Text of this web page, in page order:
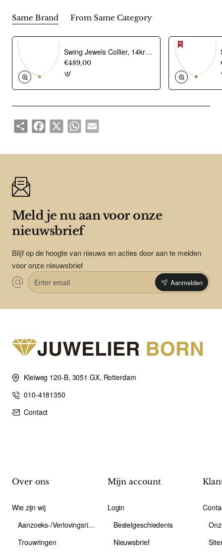
maand april. Bergkristal wordt gezien als de koning onder de
edelstenen vanwege zijn krachtige werking. Het zorgt ervoor
dat andere energieën versterkt worden. De kracht van de
steen helpt je om in balans te blijven. De bergkristal heeft ook
een helende werking.
Same Brand From Same Category
Swing Jewels Collier, 14krt.goud met citrien Birthstone November (lengte: 42-45cm.) - 21402
€489,00
ShareFacebook
X WhatsAppEmail
Meld je nu aan voor onze
nieuwsbrief
Blijf op de hoogte van nieuws en acties door aan te melden
voor onze nieuwsbrief
Enter
email
Aanmelden
Kleiweg 120-B, 3051 GX, Rotterdam
010-4181350
Contact
Over ons
Wie zijn wij
Aanzoeks-/Verlovingsring
Trouwringen
Mijn account
Login
Bestelgeschiedenis
Nieuwsbrief